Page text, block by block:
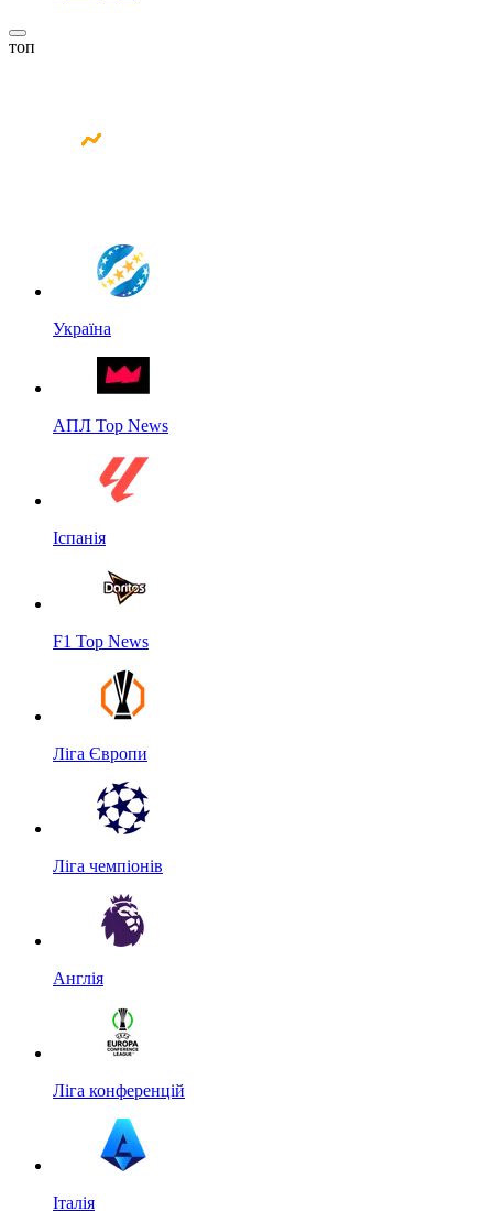
топ
Україна
АПЛ Top News
Іспанія
F1 Top News
Ліга Європи
Ліга чемпіонів
Англія
Ліга конференцій
Італія